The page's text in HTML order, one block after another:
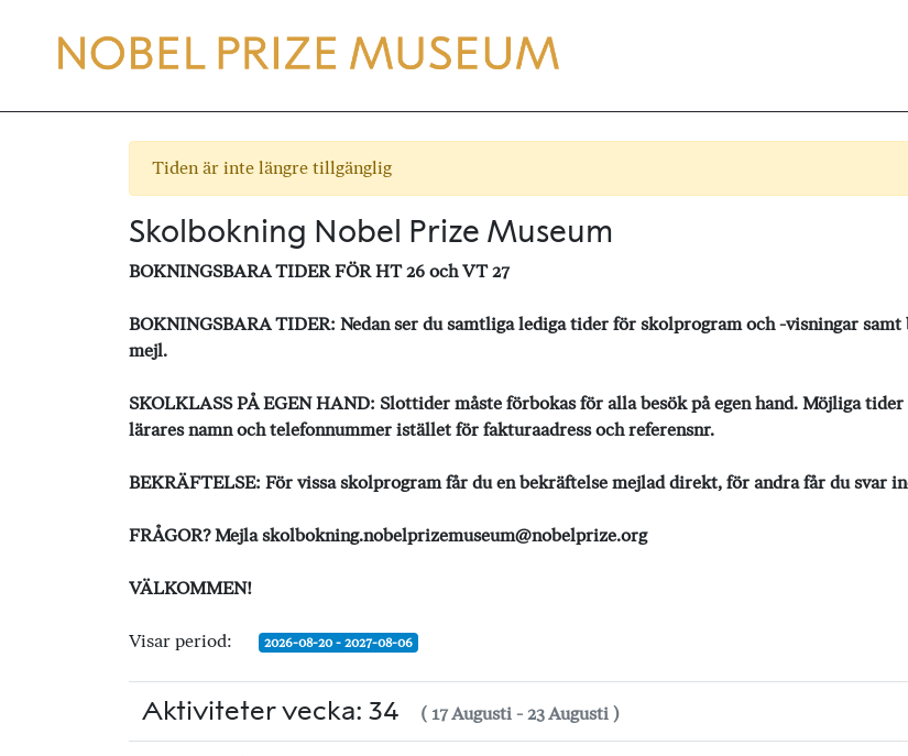
Tiden är inte längre tillgänglig
Skolbokning Nobel Prize Museum
BOKNINGSBARA TIDER FÖR HT 26 och VT 27
BOKNINGSBARA TIDER: Nedan ser du samtliga lediga tider för skolprogram och -visningar samt
mejl.
SKOLKLASS PÅ EGEN HAND: Slottider måste förbokas för alla besök på egen hand. Möjliga
lärares namn och telefonnummer istället för fakturaadress och referensnr.
BEKRÄFTELSE: För vissa skolprogram får du en bekräftelse mejlad direkt, för andra får du svar
FRÅGOR? Mejlaskolbokning.nobelprizemuseum@nobelprize.org
VÄLKOMMEN!
Visar period: 2026-08-20 - 2027-08-06
Aktiviteter vecka: 34 ( 17 Augusti - 23 Augusti )